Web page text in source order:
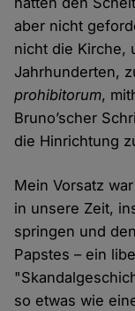
aber nicht
nicht die Kirche,
Jahrhunderten,
prohibitorum,
Bruno’scher
die Hinrichtung
Mein Vorsatz
in unsere Zeit,
springen und
Papstes – ein
so etwas wie